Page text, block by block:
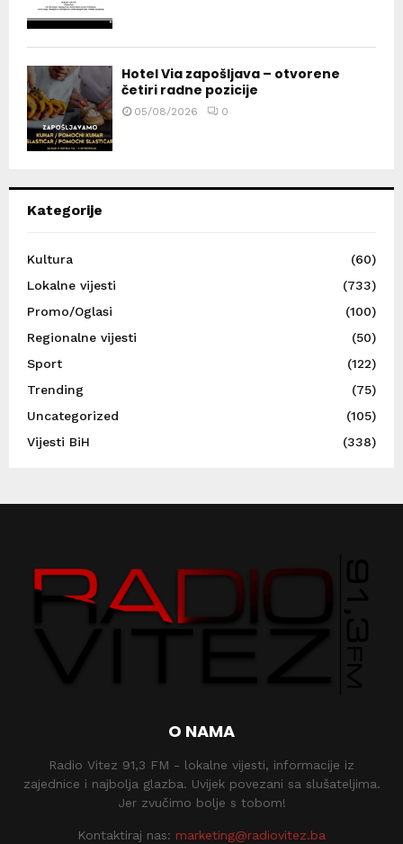
Hotel Via zapošljava – otvorene
četiri radne pozicije
05/08/2026 0
Kategorije
Kultura
(60)
Lokalne vijesti
(733)
Promo/Oglasi
(100)
Regionalne vijesti
(50)
Sport
(122)
Trending
(75)
Uncategorized
(105)
Vijesti BiH
(338)
O NAMA
Radio Vitez 91,3 FM - lokalne vijesti, informacije iz
zajednice i najbolja glazba. Uvijek povezani sa slušateljima.
Jer zvučimo bolje s tobom!
Kontaktiraj nas: marketing@radiovitez.ba